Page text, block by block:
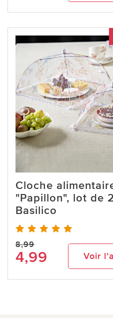
Cloche
"Papillon", lot de
Basilico
8,99
4,99 Voir